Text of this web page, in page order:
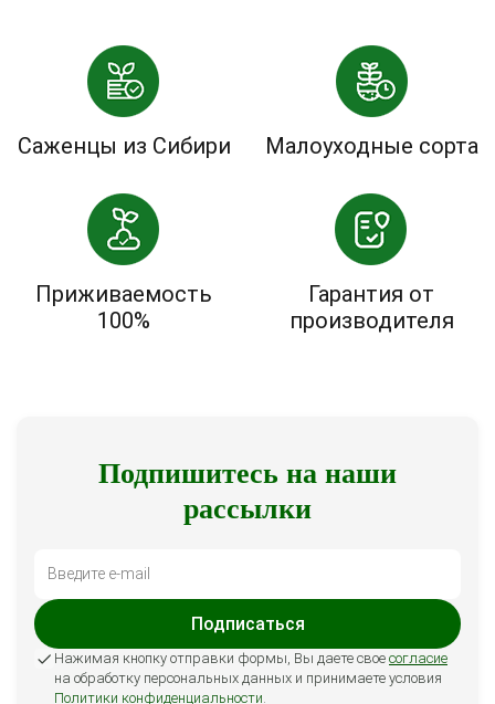
Саженцы из Сибири Малоуходные сорта
Приживаемость
100%
Гарантия от
производителя
Подпишитесь на наши
рассылки
Подписаться
Нажимая кнопку отправки формы, Вы даете свое согласие
на обработку персональных данных и принимаете условия
Политики конфиденциальности.